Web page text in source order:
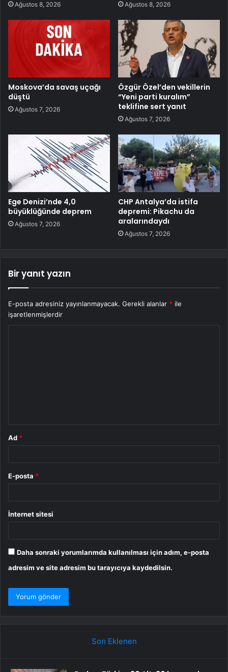
Ağustos 8, 2026 Ağustos 8, 2026
Moskova’da savaş uçağı
düştü
Ağustos 7, 2026
Özgür Özel’den vekillerin
“Yeni parti kuralım”
teklifine sert yanıt
Ağustos 7, 2026
Ege Denizi’nde 4,0
büyüklüğünde deprem
Ağustos 7, 2026
CHP Antalya’da istifa
depremi: Pikachu da
aralarındaydı
Ağustos 7, 2026
Bir yanıt yazın
E-posta adresiniz yayınlanmayacak. Gerekli alanlar * ile
işaretlenmişlerdir
Ad *
E-posta *
İnternet sitesi
Daha sonraki yorumlarımda kullanılması için adım, e-posta
adresim ve site adresim bu tarayıcıya kaydedilsin.
Son Eklenen